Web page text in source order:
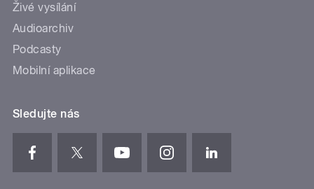
Živé vysílání
Audioarchiv
Podcasty
Mobilní aplikace
Sledujte nás